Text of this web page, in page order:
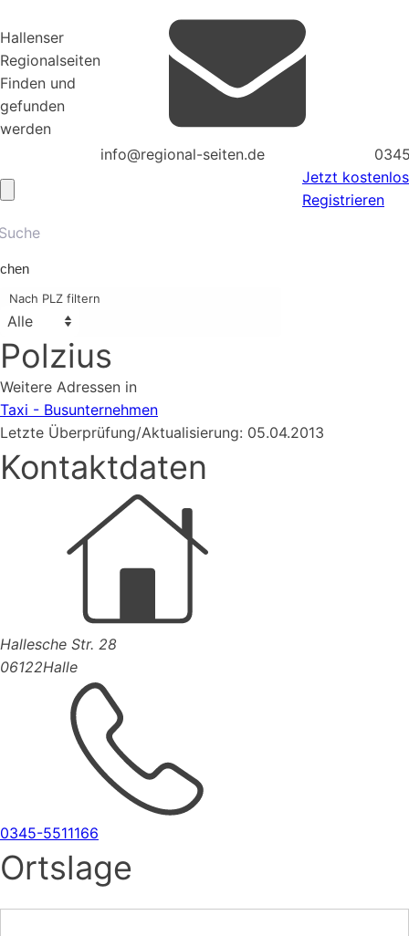
Hallenser
Regionalseiten
Finden und
gefunden
werden
info@regional-seiten.de
Jetzt kostenlos
Registrieren
Nach PLZ filtern
Polzius
Weitere Adressen in
Taxi - Busunternehmen
Letzte Überprüfung/Aktualisierung: 05.04.2013
Kontaktdaten
Hallesche Str. 28
06122Halle
0345-5511166
Ortslage